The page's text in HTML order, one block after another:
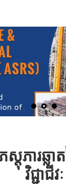
ភារឆ្ល
វិជ្ជាជីវៈ